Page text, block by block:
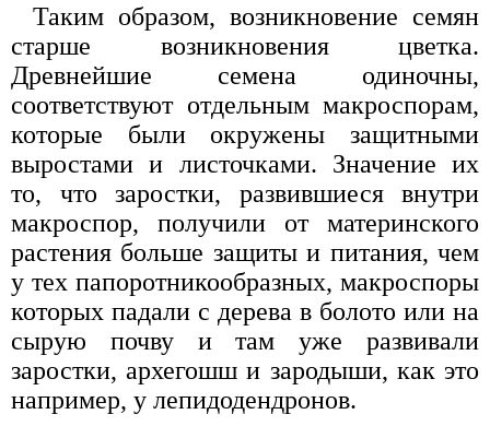
Таким образом, возникновение семян
старше возникновения цветка.
Древнейшие семена одиночны,
соответствуют отдельным макроспорам,
которые были окружены защитными
выростами и листочками. Значение их
то, что заростки, развившиеся внутри
макроспор, получили от материнского
растения больше защиты и питания, чем
у тех папоротникообразных, макроспоры
которых падали с дерева в болото или на
сырую почву и там уже развивали
заростки, архегошш и зародыши, как это
например, у лепидодендронов.